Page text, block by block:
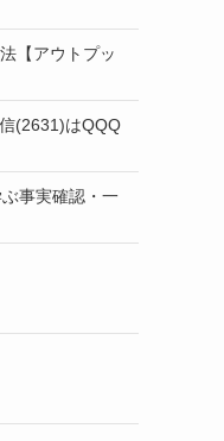
【アウトプッ
(2631)はQQQ
ぶ事実確認・一